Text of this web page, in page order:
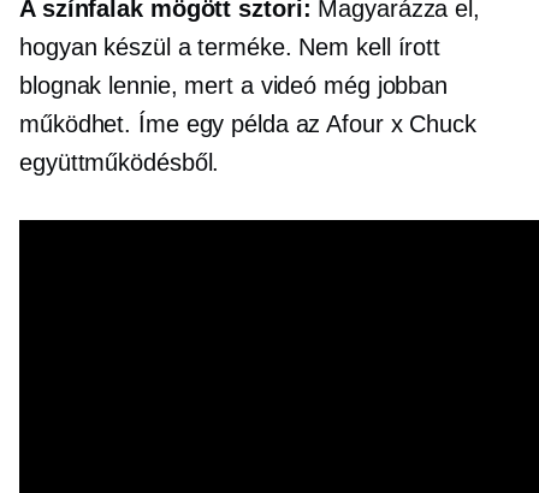
A színfalak mögött sztori: Magyarázza el,
hogyan készül a terméke. Nem kell írott
blognak lennie, mert a videó még jobban
működhet. Íme egy példa az Afour x Chuck
együttműködésből.